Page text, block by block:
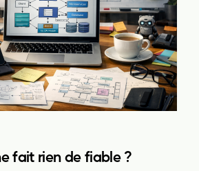
fait rien de fiable ?